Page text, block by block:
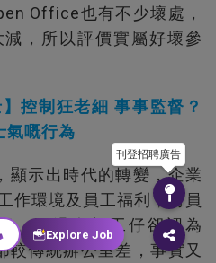
Office也有不少壞處，
，所以評價實屬好壞參
控制狂老細 事事監督？
氣嘅行為
顯示出時代的轉變，企業
作環境及員工福利，對員
。不過有打工仔卻認為
傳統辦公室差，事實又
刊登招聘廣告
Explore Job